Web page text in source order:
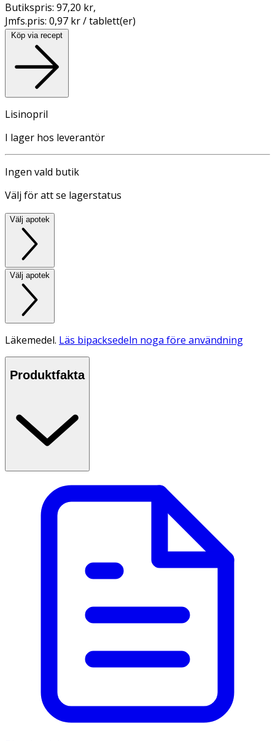
Butikspris: 97,20 kr,
Jmfs.pris: 0,97 kr / tablett(er)
Köp via recept
Lisinopril
I lager hos leverantör
Ingen vald butik
Välj för att se lagerstatus
Välj apotek
Välj apotek
Läkemedel. Läs bipacksedeln noga före användning
Produktfakta